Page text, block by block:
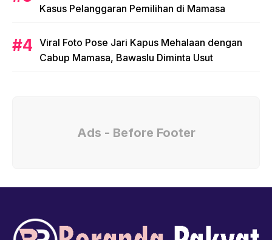
Kasus Pelanggaran Pemilihan di Mamasa
Viral Foto Pose Jari Kapus Mehalaan dengan
Cabup Mamasa, Bawaslu Diminta Usut
Ads - Before Footer